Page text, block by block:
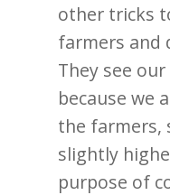
other tricks
farmers and
They see
because we
the farmers,
slightly
purpose of